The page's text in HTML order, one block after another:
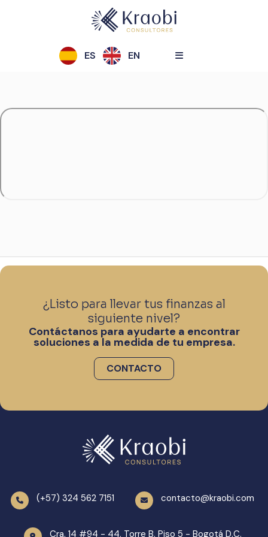
ES EN
¿Listo para llevar tus finanzas al
siguiente nivel?
Contáctanos para ayudarte a encontrar
soluciones a la medida de tu empresa.
CONTACTO
(+57) 324 562 7151
Cra. 14 #94 - 44, Torre B, Piso 5 - Bogotá D.C.
contacto@kraobi.com